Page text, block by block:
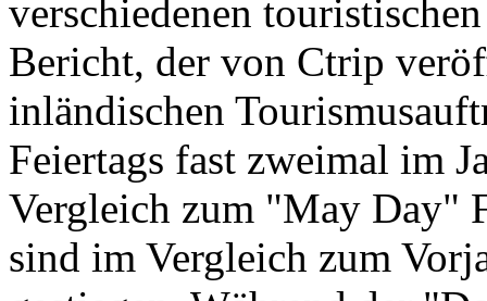
verschiedenen
Bericht, der von Ctrip
inländischen
Feiertags fast zweimal im
Vergleich zum "May Day"
sind im Vergleich zum